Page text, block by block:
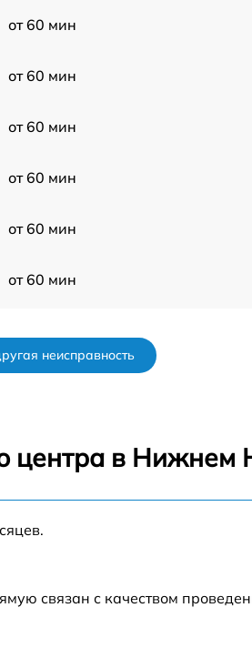
от 60 мин
от 60 мин
от 60 мин
от 60 мин
от 60 мин
от 60 мин
от 60 мин
неисправность
центра в Нижнем
связан с качеством